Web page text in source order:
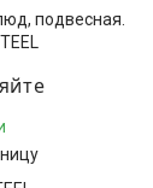
подвесная.